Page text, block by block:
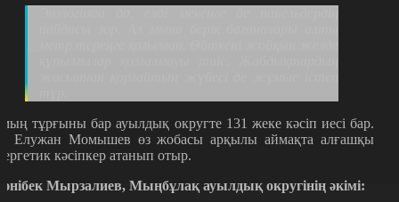
тұрғыны бар ауылдық округте 131 жеке кәсіп иесі бар.
Елужан Момышев өз жобасы арқылы аймақта алғашқы
кәсіпкер атанып отыр.
Мырзалиев, Мыңбұлақ ауылдық округінің әкімі: